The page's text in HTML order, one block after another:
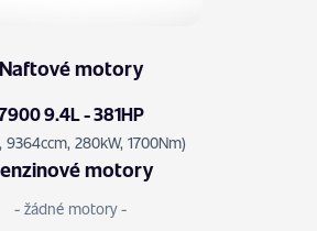
Naftové motory
9.4L - 381HP
9364ccm, 280kW, 1700Nm)
motory
- žádné motory -